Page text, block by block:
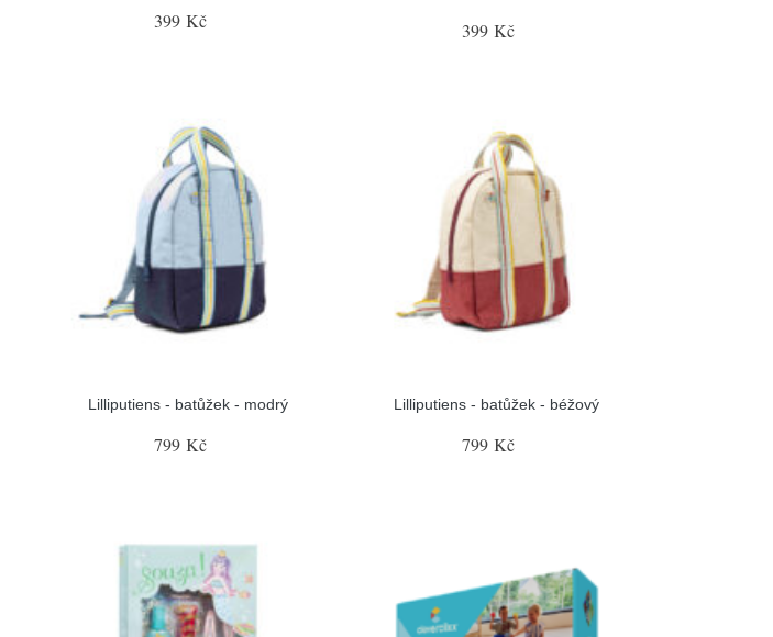
399 Kč 399 Kč
Lilliputiens - batůžek - modrý
799 Kč
Lilliputiens - batůžek - béžový
799 Kč